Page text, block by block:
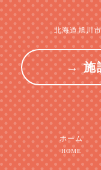
北海道旭川
→ 施
ホーム
HOME